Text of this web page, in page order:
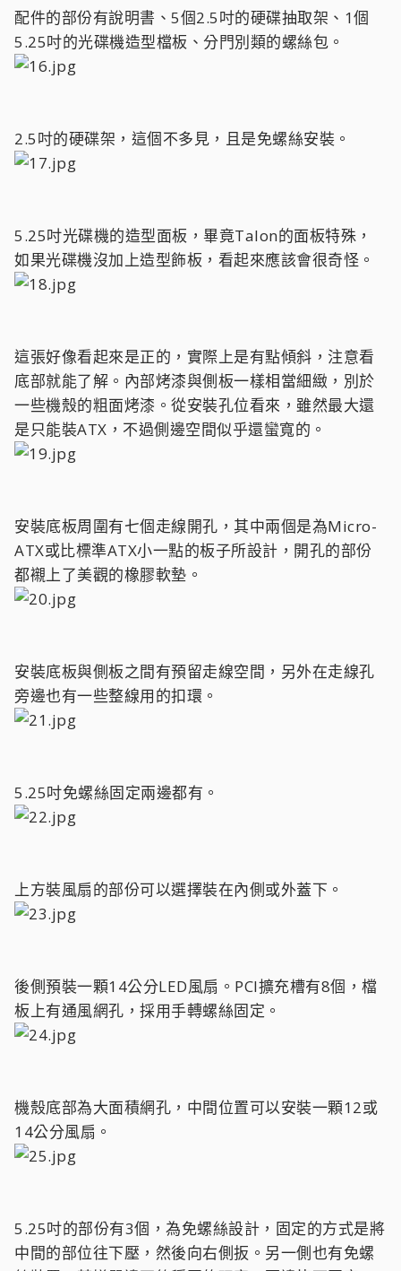
配件的部份有說明書、5個2.5吋的硬碟抽取架、1個
5.25吋的光碟機造型檔板、分門別類的螺絲包。
2.5吋的硬碟架，這個不多見，且是免螺絲安裝。
5.25吋光碟機的造型面板，畢竟Talon的面板特殊，
如果光碟機沒加上造型飾板，看起來應該會很奇怪。
這張好像看起來是正的，實際上是有點傾斜，注意看
底部就能了解。內部烤漆與側板一樣相當細緻，別於
一些機殼的粗面烤漆。從安裝孔位看來，雖然最大還
是只能裝ATX，不過側邊空間似乎還蠻寬的。
安裝底板周圍有七個走線開孔，其中兩個是為Micro-
ATX或比標準ATX小一點的板子所設計，開孔的部份
都襯上了美觀的橡膠軟墊。
安裝底板與側板之間有預留走線空間，另外在走線孔
旁邊也有一些整線用的扣環。
5.25吋免螺絲固定兩邊都有。
上方裝風扇的部份可以選擇裝在內側或外蓋下。
後側預裝一顆14公分LED風扇。PCI擴充槽有8個，檔
板上有通風網孔，採用手轉螺絲固定。
機殼底部為大面積網孔，中間位置可以安裝一顆12或
14公分風扇。
5.25吋的部份有3個，為免螺絲設計，固定的方式是將
中間的部位往下壓，然後向右側扳。另一側也有免螺